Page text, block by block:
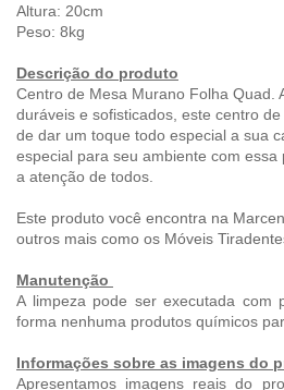
Altura: 20cm
Peso: 8kg
Descrição do produto
Centro de Mesa Murano Folha Quad.
duráveis e sofisticados, este centro
de dar um toque todo especial a sua
especial para seu ambiente com
a atenção de todos.
Este produto você encontra na
outros mais como os Móveis
Manutenção
A limpeza pode ser executada com
forma nenhuma produtos químicos
Informações sobre as imagens do
Apresentamos imagens reais do